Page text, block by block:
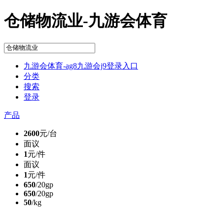
仓储物流业-九游会体育
九游会体育-ag8九游会j9登录入口
分类
搜索
登录
产品
2600元/台
面议
1元/件
面议
1元/件
650/20gp
650/20gp
50/kg